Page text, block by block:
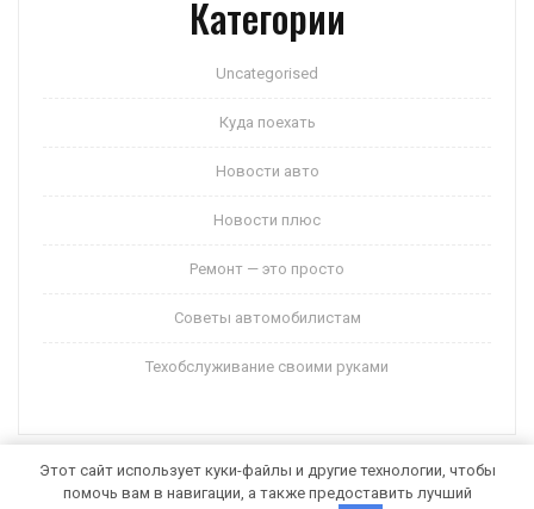
Категории
Uncategorised
Куда поехать
Новости авто
Новости плюс
Ремонт — это просто
Советы автомобилистам
Техобслуживание своими руками
Этот сайт использует куки-файлы и другие технологии, чтобы
помочь вам в навигации, а также предоставить лучший